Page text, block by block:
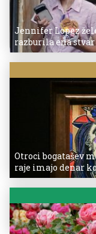
Jennifer Lopez
razburila ena stvar
Otroci bogatašev
raje imajo denar